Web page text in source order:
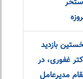
بازدید
غفوری، در
مدیرعامل